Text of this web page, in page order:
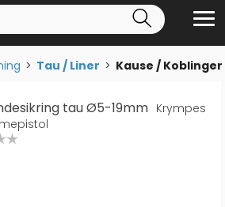
>Tau / Liner>Kause / Koblinger
tau Ø5-19mm Krympes